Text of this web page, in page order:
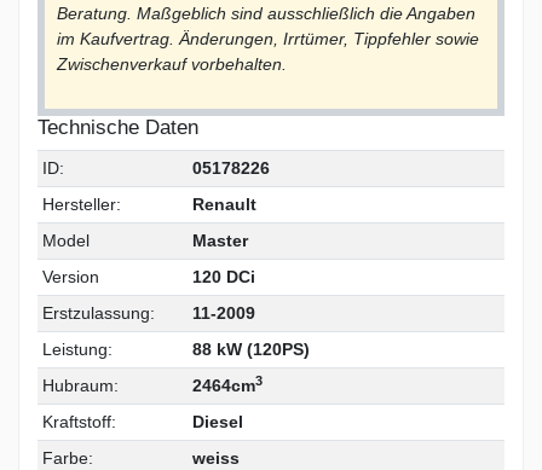
Beratung. Maßgeblich sind ausschließlich die Angaben
im Kaufvertrag. Änderungen, Irrtümer, Tippfehler sowie
Zwischenverkauf vorbehalten.
Technische Daten
ID:
05178226
Hersteller:
Renault
Model
Master
Version
120 DCi
Erstzulassung:
11-2009
Leistung:
88 kW (120PS)
Hubraum:
2464cm3
Kraftstoff:
Diesel
Farbe:
weiss